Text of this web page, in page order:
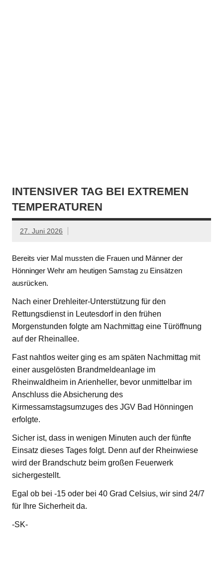
INTENSIVER TAG BEI EXTREMEN
TEMPERATUREN
27. Juni 2026
Bereits vier Mal mussten die Frauen und Männer der
Hönninger Wehr am heutigen Samstag zu Einsätzen
ausrücken.
Nach einer Drehleiter-Unterstützung für den
Rettungsdienst in Leutesdorf in den frühen
Morgenstunden folgte am Nachmittag eine Türöffnung
auf der Rheinallee.
Fast nahtlos weiter ging es am späten Nachmittag mit
einer ausgelösten Brandmeldeanlage im
Rheinwaldheim in Arienheller, bevor unmittelbar im
Anschluss die Absicherung des
Kirmessamstagsumzuges des JGV Bad Hönningen
erfolgte.
Sicher ist, dass in wenigen Minuten auch der fünfte
Einsatz dieses Tages folgt. Denn auf der Rheinwiese
wird der Brandschutz beim großen Feuerwerk
sichergestellt.
Egal ob bei -15 oder bei 40 Grad Celsius, wir sind 24/7
für Ihre Sicherheit da.
-SK-